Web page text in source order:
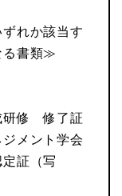
れか該当す
る書類≫
研修 修了証
メント学会
証（写